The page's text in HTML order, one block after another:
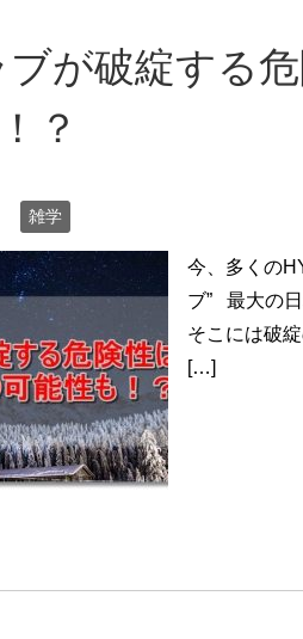
が破綻する
？
雑学
今、多くの
ブ” 最大の
そこには破
[…]